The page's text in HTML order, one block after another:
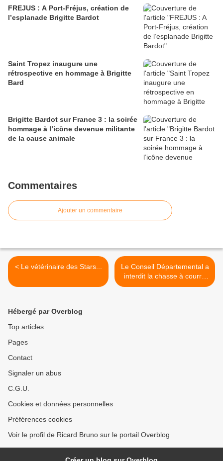
FREJUS : A Port-Fréjus, création de
l’esplanade Brigitte Bardot
Saint Tropez inaugure une
rétrospective en hommage à Brigitte
Bard
Brigitte Bardot sur France 3 : la soirée
hommage à l’icône devenue militante
de la cause animale
Commentaires
Ajouter un commentaire
< Le vétérinaire des Stars...
Le Conseil Départemental a
interdit la chasse à courre
dans les 1100 hectares de
Hébergé par Overblog
Top articles
Pages
Contact
Signaler un abus
C.G.U.
Cookies et données personnelles
Préférences cookies
Voir le profil de Ricard Bruno sur le portail Overblog